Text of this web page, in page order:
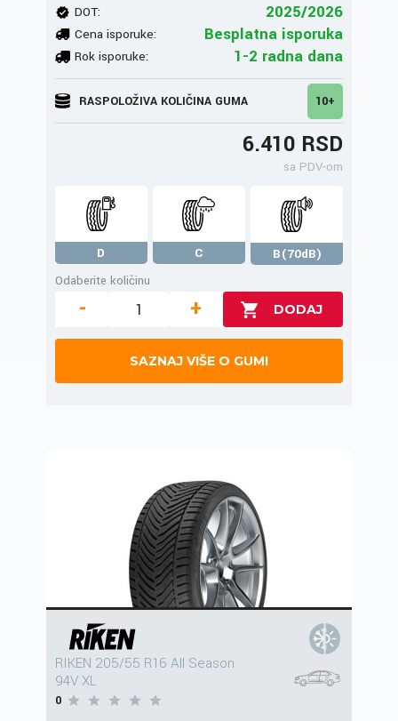
DOT: 2025/2026
Cena isporuke: Besplatna isporuka
Rok isporuke: 1-2 radna dana
RASPOLOŽIVA KOLIČINA GUMA 10+
6.410 RSD
sa PDV-om
D C
B(70dB)
Odaberite količinu
- +
SAZNAJ VIŠE O GUMI
RIKEN 205/55 R16 All Season
94V XL
0